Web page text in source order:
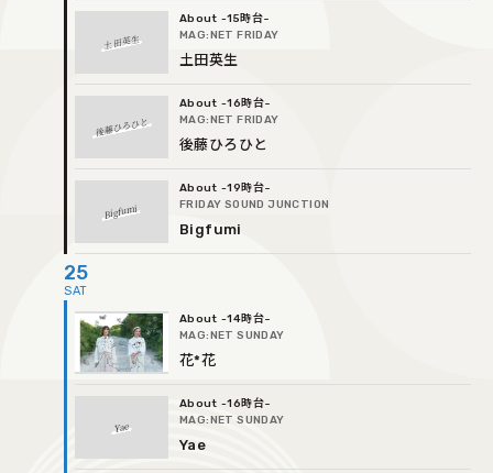
土田英生
-15時台
MAG:NET FRIDAY
土田英生
後藤ひろひと
-16時台
MAG:NET FRIDAY
後藤ひろひと
Bigfumi
-19時台
FRIDAY SOUND JUNCTION
Bigfumi
25
-14時台
MAG:NET SUNDAY
花*花
Yae
-16時台
MAG:NET SUNDAY
Yae